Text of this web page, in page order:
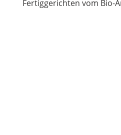
Fertiggerichten vom Bio-